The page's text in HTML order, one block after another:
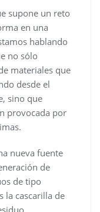
supone un reto
en una
hablando
no sólo
materiales que
desde el
sino que
provocada por
nueva fuente
de
de tipo
la cascarilla de